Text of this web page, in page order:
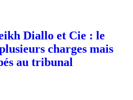
Diallo et Cie : le
charges mais
au tribunal